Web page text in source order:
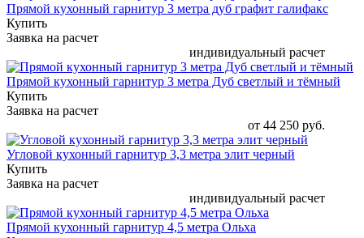
Прямой кухонный гарнитур 3 метра дуб графит галифакс
Купить
Заявка на расчет
индивидуальный расчет
Прямой кухонный гарнитур 3 метра Дуб светлый и тёмный
Купить
Заявка на расчет
от 44 250 руб.
Угловой кухонный гарнитур 3,3 метра элит черный
Купить
Заявка на расчет
индивидуальный расчет
Прямой кухонный гарнитур 4,5 метра Ольха